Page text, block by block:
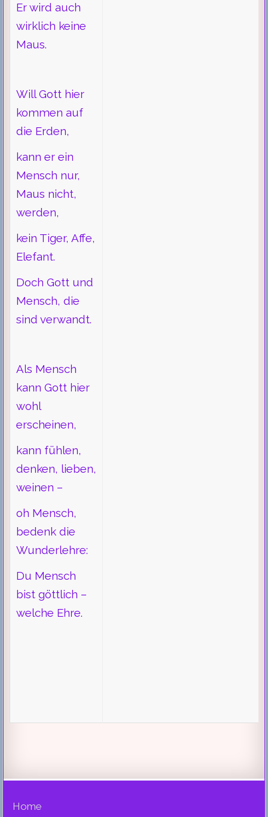
Er wird auch
wirklich keine
Maus.
Will Gott hier
kommen auf
die Erden,
kann er ein
Mensch nur,
Maus nicht,
werden,
kein Tiger, Affe,
Elefant.
Doch Gott und
Mensch, die
sind verwandt.
Als Mensch
kann Gott hier
wohl
erscheinen,
kann fühlen,
denken, lieben,
weinen –
­oh Mensch,
bedenk die
Wunderlehre:
Du Mensch
bist göttlich –
welche Ehre.
Home